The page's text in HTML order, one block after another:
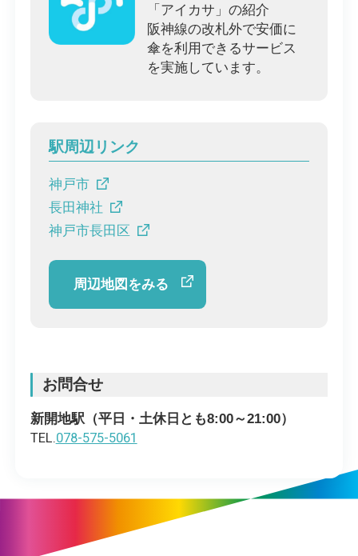
「アイカサ」の紹介
阪神線の改札外で安価に
傘を利用できるサービス
を実施しています。
駅周辺リンク
神戸市
長田神社
神戸市長田区
周辺地図をみる
お問合せ
新開地駅（平日・土休日とも8:00～21:00）
TEL.078-575-5061